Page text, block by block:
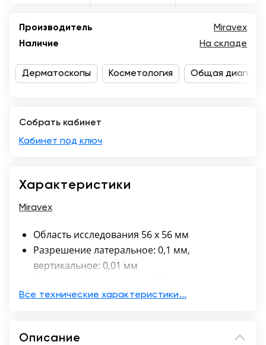
8
90-
93
Производитель
Miravex
Наличие
На складе
Дерматоскопы Косметология Общая
Собрать кабинет
Кабинет под ключ
Характеристики
Miravex
Область исследования 56 х 56 мм
Разрешение латеральное: 0,1 мм,
вертикальное: 0,01 мм
Вес: 0,5 кг
Все технические характеристики...
Описание